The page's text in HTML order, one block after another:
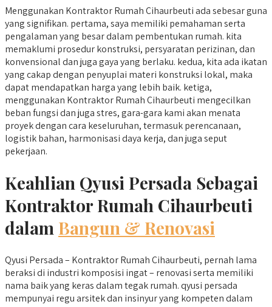
Menggunakan Kontraktor Rumah Cihaurbeuti ada sebesar guna
yang signifikan. pertama, saya memiliki pemahaman serta
pengalaman yang besar dalam pembentukan rumah. kita
memaklumi prosedur konstruksi, persyaratan perizinan, dan
konvensional dan juga gaya yang berlaku. kedua, kita ada ikatan
yang cakap dengan penyuplai materi konstruksi lokal, maka
dapat mendapatkan harga yang lebih baik. ketiga,
menggunakan Kontraktor Rumah Cihaurbeuti mengecilkan
beban fungsi dan juga stres, gara-gara kami akan menata
proyek dengan cara keseluruhan, termasuk perencanaan,
logistik bahan, harmonisasi daya kerja, dan juga seput
pekerjaan.
Keahlian Qyusi Persada Sebagai
Kontraktor Rumah Cihaurbeuti
dalam Bangun & Renovasi
Qyusi Persada – Kontraktor Rumah Cihaurbeuti, pernah lama
beraksi di industri komposisi ingat – renovasi serta memiliki
nama baik yang keras dalam tegak rumah. qyusi persada
mempunyai regu arsitek dan insinyur yang kompeten dalam